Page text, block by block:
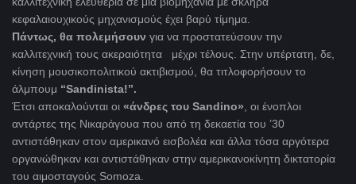
κεφαλαιουχικούς μηχανισμούς έχει βαρύ τίμημα.
Πάντως, θα πολεμήσουν για να προστατεύσουν την
καλλιτεχνική τους ακεραιότητα μέχρι τέλους. Στην υπέρτατη, δε,
κίνηση μουσικοπολιτικού ακτιβισμού, θα τιτλοφορήσουν το
άλμπουμ “Sandinista!”.
Έτσι αποκαλούνται οι «άνδρες του Sandino», οι ένοπλοι
αντάρτες της Νικαράγουα που από τη δεκαετία του ’30
αντιστάθηκαν στον αμερικανό εισβολέα και άλλα τόσα αργότερα
οργανώθηκαν και αντιστάθηκαν στην αμερικανοκίνητη δικτατορία
του αιμοσταγούς Somoza.